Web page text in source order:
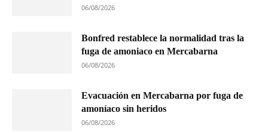
06/08/2026
Bonfred restablece la normalidad tras la
fuga de amoniaco en Mercabarna
06/08/2026
Evacuación en Mercabarna por fuga de
amoníaco sin heridos
06/08/2026